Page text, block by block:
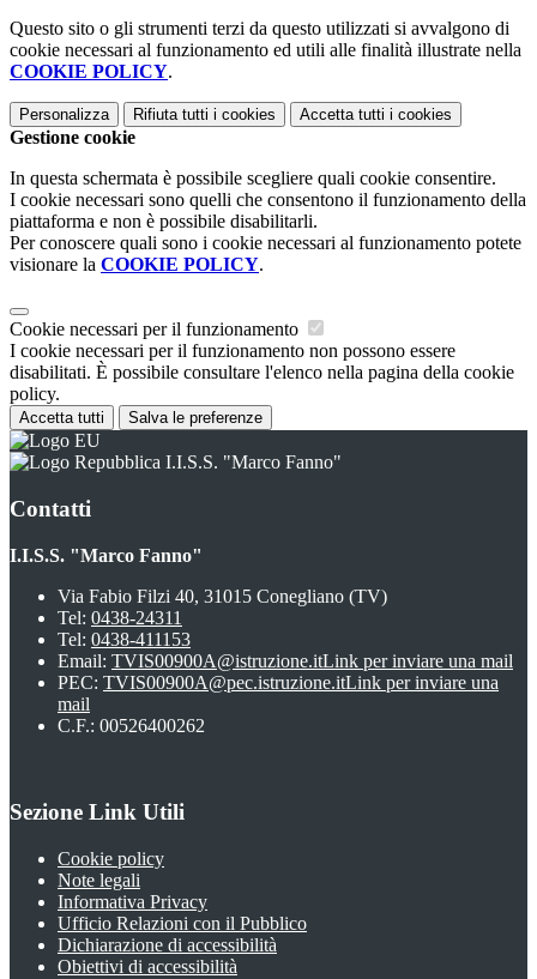
Questo sito o gli strumenti terzi da questo utilizzati si avvalgono di
cookie necessari al funzionamento ed utili alle finalità illustrate nella
COOKIE POLICY.
Personalizza Rifiuta tutti i cookies Accetta tutti i cookies
Gestione cookie
In questa schermata è possibile scegliere quali cookie consentire.
I cookie necessari sono quelli che consentono il funzionamento della
piattaforma e non è possibile disabilitarli.
Per conoscere quali sono i cookie necessari al funzionamento potete
visionare la COOKIE POLICY.
Cookie necessari per il funzionamento
I cookie necessari per il funzionamento non possono essere
disabilitati. È possibile consultare l'elenco nella pagina della cookie
policy.
Accetta tutti Salva le preferenze
I.I.S.S. "Marco Fanno"
Contatti
I.I.S.S. "Marco Fanno"
Via Fabio Filzi 40, 31015 Conegliano (TV)
Tel: 0438-24311
Tel: 0438-411153
Email: TVIS00900A@istruzione.itLink per inviare una mail
PEC: TVIS00900A@pec.istruzione.itLink per inviare una
mail
C.F.: 00526400262
Sezione Link Utili
Cookie policy
Note legali
Informativa Privacy
Ufficio Relazioni con il Pubblico
Dichiarazione di accessibilità
Obiettivi di accessibilità